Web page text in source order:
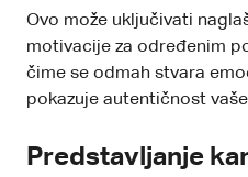
Ovo može uključivati
motivacije za određenim
čime se odmah stvara
pokazuje autentičnost
Predstavljanje